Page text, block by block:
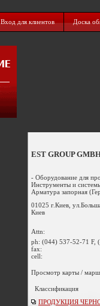
Вход для клиентов Доска
EST GROUP
- Оборудование для
Инструменты и
Арматура запорная
01025 г.Киев,
Киев
Attn:
ph: (044) 537-52-71 F,
fax:
cell:
Просмотр карты /
Классификация
ПРОДУКЦИЯ ЧЕРНОЙ